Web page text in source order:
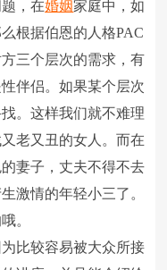
，在婚姻家庭中，如
根据伯恩的人格PAC
三个层次的需求，有
伴侣。如果某个层次
。这样我们就不难理
老又丑的女人。而在
妻子，丈夫不得不去
激情的年轻小三了。
。
为比较容易被大众所接